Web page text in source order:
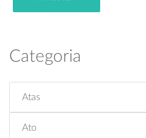
Categoria
Atas
Ato